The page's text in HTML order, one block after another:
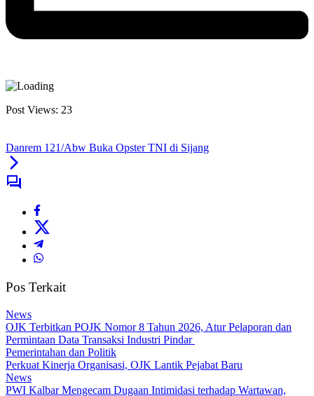
Post Views: 23
Danrem 121/Abw Buka Opster TNI di Sijang
Pos Terkait
News
OJK Terbitkan POJK Nomor 8 Tahun 2026, Atur Pelaporan dan
Permintaan Data Transaksi Industri Pindar
Pemerintahan dan Politik
Perkuat Kinerja Organisasi, OJK Lantik Pejabat Baru
News
PWI Kalbar Mengecam Dugaan Intimidasi terhadap Wartawan,